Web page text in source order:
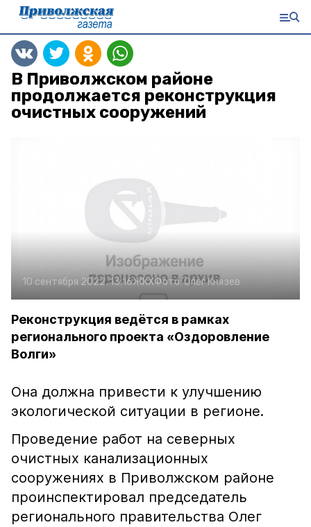
В Приволжском районе
продолжается реконструкция
очистных сооружений
10 сентября 2022, 13:16ЖКХФото:Олег Князев
Реконструкция ведётся в рамках
регионального проекта «Оздоровление
Волги»
Она должна привести к улучшению
экологической ситуации в регионе.
Проведение работ на северных
очистных канализационных
сооружениях в Приволжском районе
проинспектировал председатель
регионального правительства Олег